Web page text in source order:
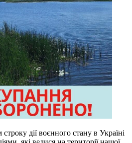
дії воєнного стану в Україні